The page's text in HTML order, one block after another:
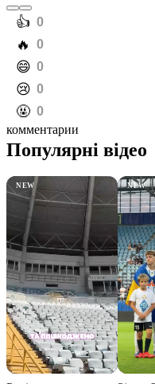
️👍 0
️🔥 0
️😄 0
️😢 0
️🤬 0
комментарии